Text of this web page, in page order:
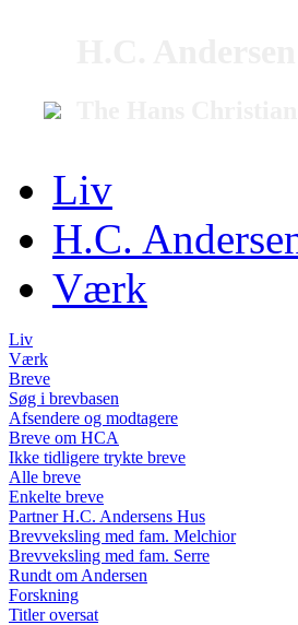
Liv
H.C.
Værk
Liv
Værk
Breve
Søg i brevbasen
Afsendere og modtagere
Breve om HCA
Ikke tidligere trykte breve
Alle breve
Enkelte breve
Partner H.C. Andersens Hus
Brevveksling med fam. Melchior
Brevveksling med fam. Serre
Rundt om Andersen
Forskning
Titler oversat